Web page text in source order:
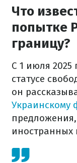
Что
попытке
границу?
С 1 июля 2025
статусе
он
Украинскому
иностранных